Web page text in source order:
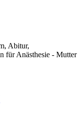
Abitur,
für Anästhesie - Mutter